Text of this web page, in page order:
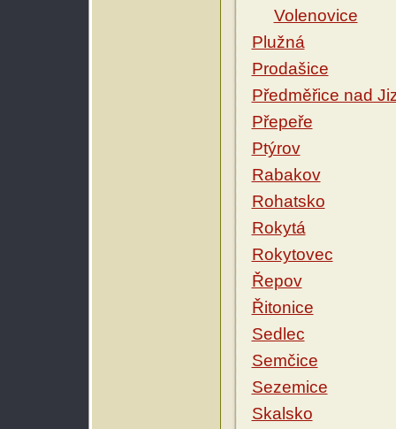
Volenovice
Plužná
Prodašice
Předměřice nad
Přepeře
Ptýrov
Rabakov
Rohatsko
Rokytá
Rokytovec
Řepov
Řitonice
Sedlec
Semčice
Sezemice
Skalsko